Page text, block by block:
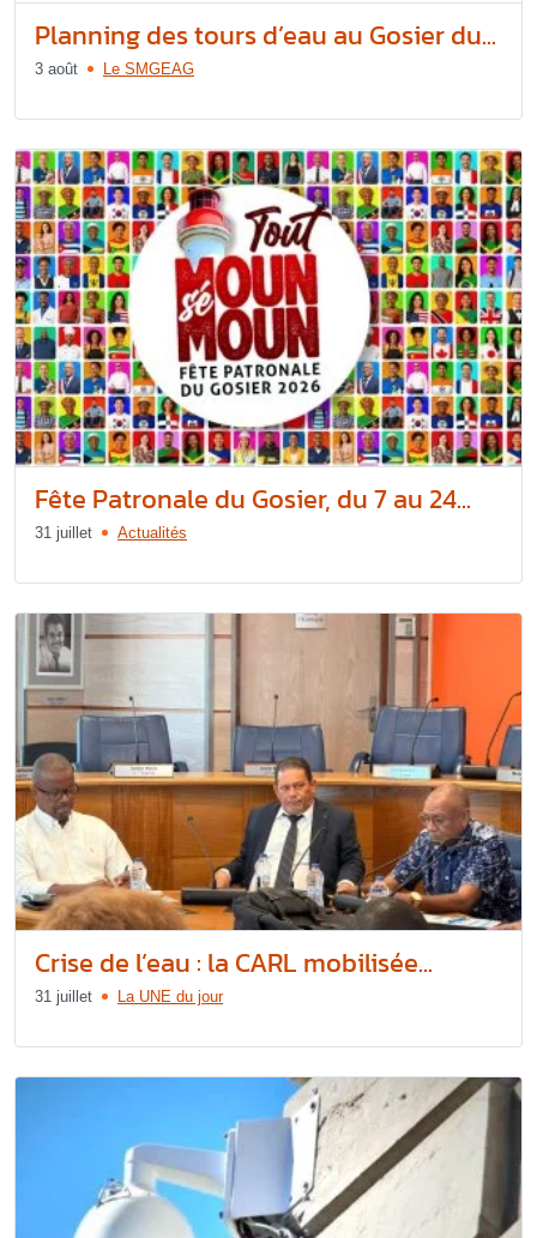
Planning des tours d’eau au Gosier du...
3 août Le SMGEAG
Fête Patronale du Gosier, du 7 au 24...
31 juillet Actualités
Crise de l’eau : la CARL mobilisée...
31 juillet La UNE du jour